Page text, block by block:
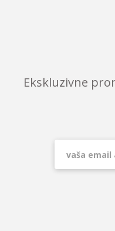
Ekskluzivne